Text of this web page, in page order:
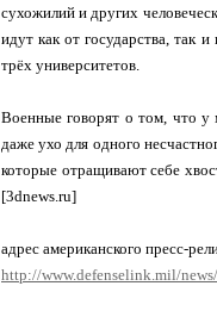
сухожилий и других
идут как от государства, так
трёх университетов.
Военные говорят о том, что у
даже ухо для одного
которые отращивают себе
[3dnews.ru]
адрес американского пресс-
http://www.defenselink.mil/